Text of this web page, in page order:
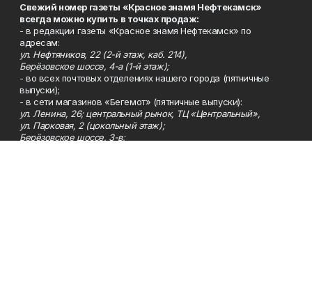
Свежий номер газеты «Красное знамя Нефтекамск»
всегда можно купить в точках продаж:
- в редакции газеты «Красное знамя Нефтекамск» по
адресам:
ул. Нефтяников, 22 (2-й этаж, каб. 214),
Берёзовское шоссе, 4-а (1-й этаж);
- во всех почтовых отделениях нашего города (пятничные
выпуски);
- в сети магазинов «Бегемот» (пятничные выпуски):
ул. Ленина, 26; центральный рынок, ТЦ «Центральный»,
ул. Парковая, 2 (цокольный этаж);
Берёзовское шоссе, 3-в;